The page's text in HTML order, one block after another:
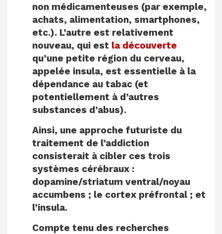
non médicamenteuses (par exemple,
achats, alimentation, smartphones,
etc.). L’autre est relativement
nouveau, qui est la découverte
qu’une petite région du cerveau,
appelée insula, est essentielle à la
dépendance au tabac (et
potentiellement à d’autres
substances d’abus).
Ainsi, une approche futuriste du
traitement de l’addiction
consisterait à cibler ces trois
systèmes cérébraux :
dopamine/striatum ventral/noyau
accumbens ; le cortex préfrontal ; et
l’insula.
Compte tenu des recherches